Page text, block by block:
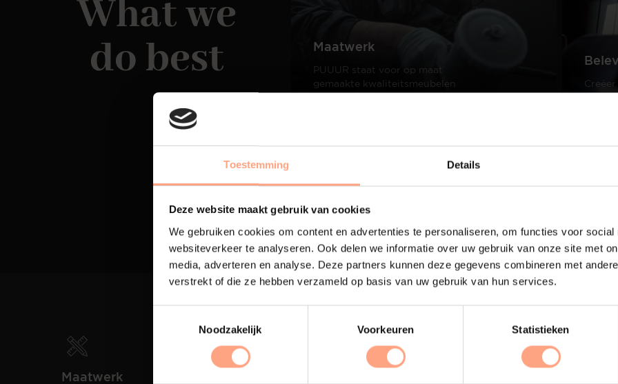
Toestemming Details
Deze website maakt gebruik van cookies
We gebruiken cookies om content en advertenties te personaliseren, om functies voor social
websiteverkeer te analyseren. Ook delen we informatie over uw gebruik van onze site met
media, adverteren en analyse. Deze partners kunnen deze gegevens combineren met
verstrekt of die ze hebben verzameld op basis van uw gebruik van hun services.
Noodzakelijk Voorkeuren Statistieken
What we
do best
Maatwerk
PUUUR staat voor op maat
gemaakte kwaliteitsmeubelen
Maatwerk